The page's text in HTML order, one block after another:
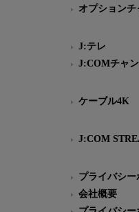
オプションチ
J:テレ
J:COMチャ
ケーブル4K
J:COM
プライバシー
会社概要